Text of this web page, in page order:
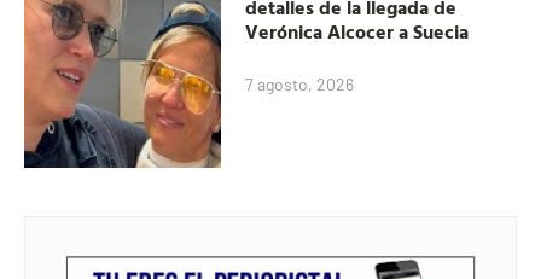
detalles de la llegada de
Verónica Alcocer a Suecia
7 agosto, 2026